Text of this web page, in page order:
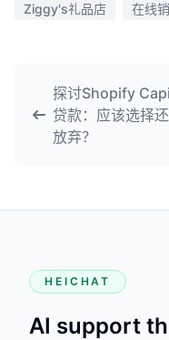
Ziggy's礼品店
在线
探讨Shopify
贷款：应该选择
放弃？
HEICHAT
AI support